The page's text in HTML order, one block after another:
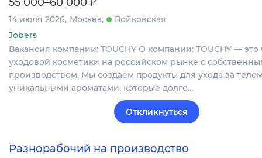
14 июля 2026 Москва
Войковская
Jobers
Вакансия компании: TOUCHY О компании: TOUCHY —
уходовой косметики на российском рынке с
производством. Мы создаем продукты для ухода за
уникальными ароматами, которые долго…
Откликнуться
Разнорабочий на производство